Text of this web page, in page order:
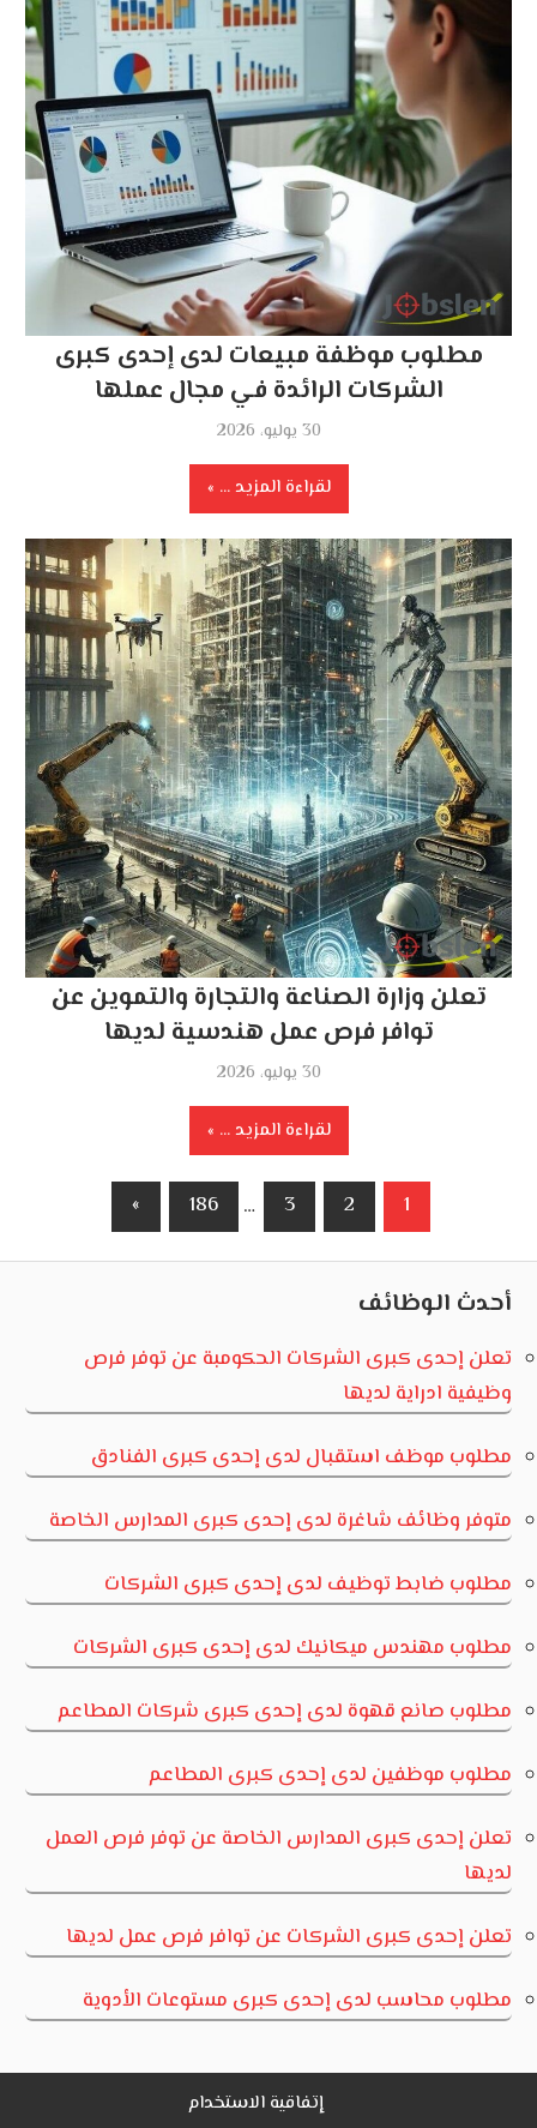
مطلوب موظفة مبيعات لدى إحدى كبرى
الشركات الرائدة في مجال عملها
30 يوليو، 2026
لقراءة المزيد ...
تعلن وزارة الصناعة والتجارة والتموين عن
توافر فرص عمل هندسية لديها
30 يوليو، 2026
لقراءة المزيد ...
صفحات
المقالات
1
2
3
…
186
Next
Posts
»
أحدث الوظائف
تعلن إحدى كبرى الشركات الحكومبة عن توفر فرص
وظيفية ادراية لديها
مطلوب موظف استقبال لدى إحدى كبرى الفنادق
متوفر وظائف شاغرة لدى إحدى كبرى المدارس الخاصة
مطلوب ضابط توظيف لدى إحدى كبرى الشركات
مطلوب مهندس ميكانيك لدى إحدى كبرى الشركات
مطلوب صانع قهوة لدى إحدى كبرى شركات المطاعم
مطلوب موظفين لدى إحدى كبرى المطاعم
تعلن إحدى كبرى المدارس الخاصة عن توفر فرص العمل
لديها
تعلن إحدى كبرى الشركات عن توافر فرص عمل لديها
مطلوب محاسب لدى إحدى كبرى مستوعات الأدوية
إتفاقية الاستخدام